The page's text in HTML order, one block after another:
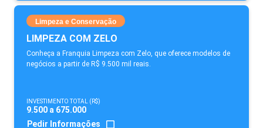
Limpeza e Conservação
LIMPEZA COM ZELO
Conheça a Franquia Limpeza com Zelo, que oferece modelos de
negócios a partir de R$ 9.500 mil reais.
INVESTIMENTO TOTAL (R$)
9.500 a 675.000
Pedir Informações